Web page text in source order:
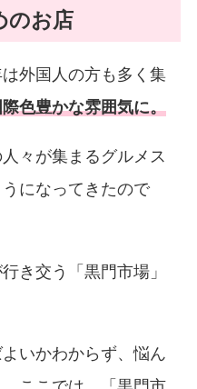
のお店
外国人の方も多く集
色豊かな雰囲気に。
々が集まるグルメス
になってきたので
き交う「黒門市場」
いかわからず、悩ん